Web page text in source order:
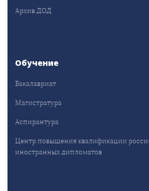
Архив ДОД
Обучение
Бакалавриат
Магистратура
Аспирантура
Центр повышения квалификации
иностранных дипломатов